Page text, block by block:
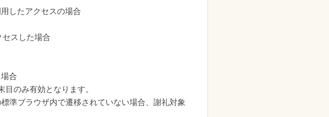
したアクセスの場合
セスした場合
合
目のみ有効となります。
準ブラウザ内で遷移されていない場合、謝礼対象